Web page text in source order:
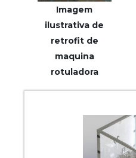
Imagem
ilustrativa de
retrofit de
maquina
rotuladora